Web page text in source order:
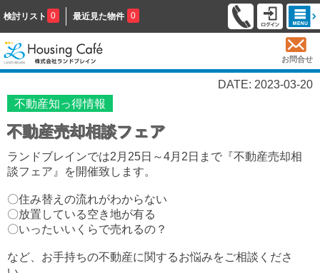
検討リスト 0 最近見た物件 0
お問合せ
DATE: 2023-03-20
不動産知っ得情報
不動産売却相談フェア
ランドブレインでは2月25日～4月2日まで『不動産売却相
談フェア』を開催致します。
〇住み替えの流れがわからない
〇放置している空き地が有る
〇いったいいくらで売れるの？
など、お手持ちの不動産に関するお悩みをご相談くださ